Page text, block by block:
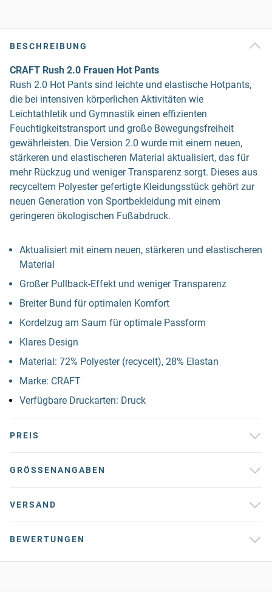
BESCHREIBUNG
CRAFT Rush 2.0 Frauen Hot Pants
Rush 2.0 Hot Pants sind leichte und elastische Hotpants,
die bei intensiven körperlichen Aktivitäten wie
Leichtathletik und Gymnastik einen effizienten
Feuchtigkeitstransport und große Bewegungsfreiheit
gewährleisten. Die Version 2.0 wurde mit einem neuen,
stärkeren und elastischeren Material aktualisiert, das für
mehr Rückzug und weniger Transparenz sorgt. Dieses aus
recyceltem Polyester gefertigte Kleidungsstück gehört zur
neuen Generation von Sportbekleidung mit einem
geringeren ökologischen Fußabdruck.
Aktualisiert mit einem neuen, stärkeren und elastischeren
Material
Großer Pullback-Effekt und weniger Transparenz
Breiter Bund für optimalen Komfort
Kordelzug am Saum für optimale Passform
Klares Design
Material: 72% Polyester (recycelt), 28% Elastan
Marke: CRAFT
Verfügbare Druckarten: Druck
PREIS
GRÖSSENANGABEN
VERSAND
BEWERTUNGEN